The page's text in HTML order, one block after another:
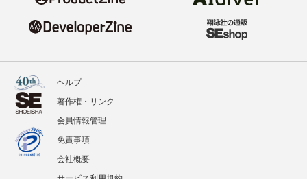
ヘルプ
著作権・リンク
会員情報管理
免責事項
会社概要